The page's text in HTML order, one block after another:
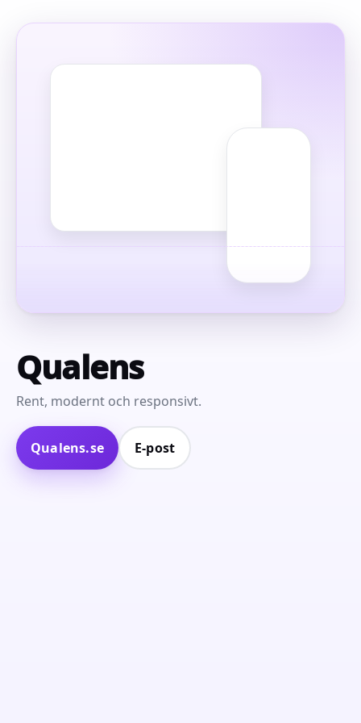
Qualens
Rent, modernt och responsivt.
Qualens.se E‑post